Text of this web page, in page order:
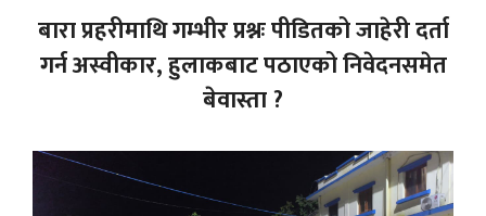
बारा प्रहरीमाथि गम्भीर प्रश्नः पीडितको जाहेरी दर्ता
गर्न अस्वीकार, हुलाकबाट पठाएको निवेदनसमेत
बेवास्ता ?